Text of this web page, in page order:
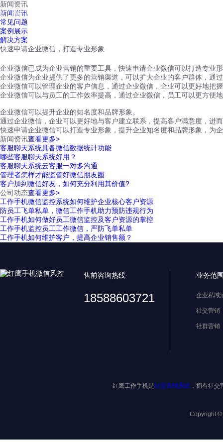
红鹰工作手机
新闻资讯
新闻资讯
常见问题
案例展示
解决方案
快速申请企业微信，打造专业形象
企业微信已成为企业营销的重要工具，快速申请企业微信可以打造专业
企业微信为企业提供了更多的营销渠道，可以扩大企业的客户群体，通
企业微信可以管理企业的客户信息，通过企业微信，企业可以更好地把
企业微信可以与员工的工作效率提高，通过企业微信，员工可以更方便
企业微信可以提升企业的知名度和品牌形象。
通过企业微信，企业可以更好地与客户建立联系，提高客户满意度，进
快速申请企业微信可以打造专业形象，提升企业知名度和品牌形象，为
新闻资讯查看更多>
客服聊天系统具备微信数据统计功能
哪些客服聊天系统好用？
客服聊天系统云客服一对多沟通
管理者怎样才能监管好微信朋友圈
客户加到微信好友，如何充分利用其价值?
公司动态查看更多>
工作手机微信监控系统如何维护企业核心客户资源
防员工飞单私单，微信工作手机助力预防违规行为
工作手机如何做好员工微信监控及客户资源的掌控
工作手机监控员工工作微信，严防飞单私单
工作手机如何维护客户，提高企业销售额？
售前咨询热线
18588603721
业务范
企业私域
社交营销
社群营销
红鹰工作手机是社交营销系统 ，拥有社
Copyright ©